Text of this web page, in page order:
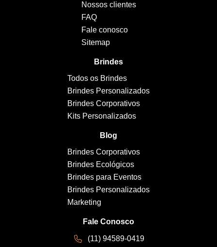
Nossos clientes
FAQ
Fale conosco
Sitemap
Brindes
Todos os Brindes
Brindes Personalizados
Brindes Corporativos
Kits Personalizados
Blog
Brindes Corporativos
Brindes Ecológicos
Brindes para Eventos
Brindes Personalizados
Marketing
Fale Conosco
(11) 94589-0419